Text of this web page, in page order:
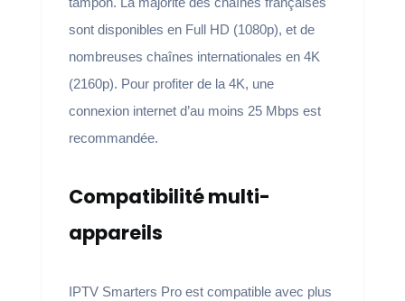
sont disponibles en Full HD (1080p), et de
nombreuses chaînes internationales en 4K
(2160p). Pour profiter de la 4K, une
connexion internet d’au moins 25 Mbps est
recommandée.
Compatibilité multi-
appareils
IPTV Smarters Pro est compatible avec plus